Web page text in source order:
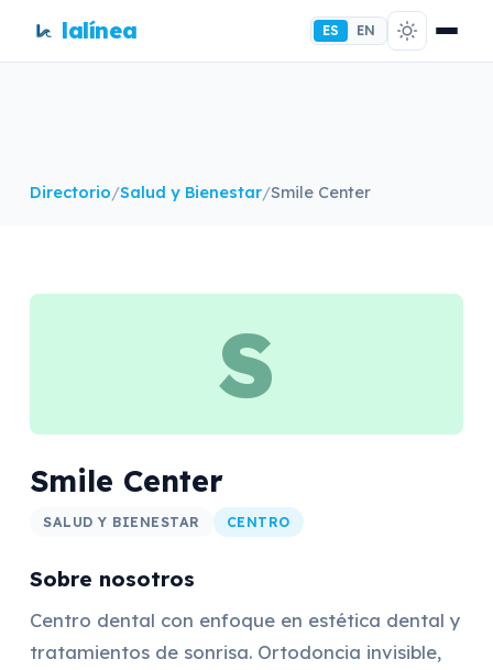
lalínea ES EN
Directorio/Salud y Bienestar/Smile Center
S
Smile Center
SALUD Y BIENESTAR CENTRO
Sobre nosotros
Centro dental con enfoque en estética dental y
tratamientos de sonrisa. Ortodoncia invisible,